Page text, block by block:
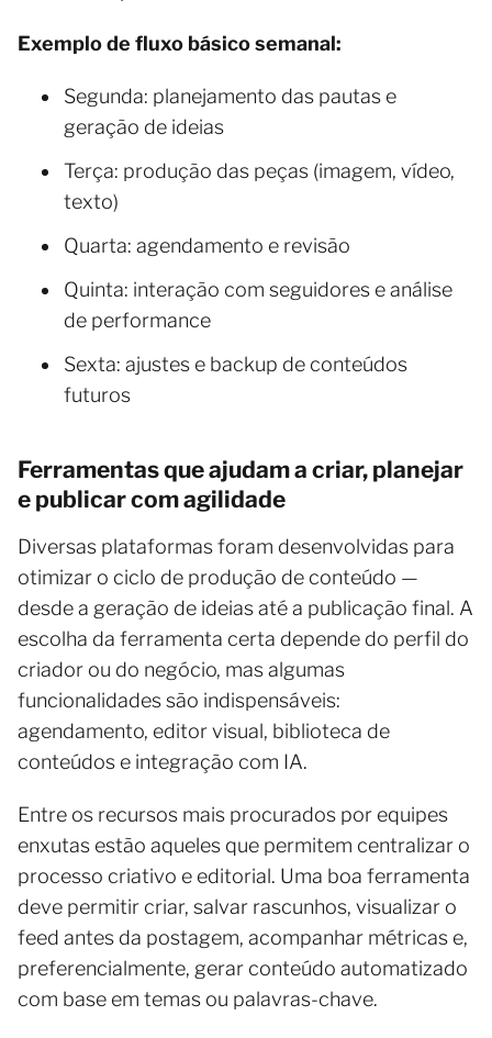
Exemplo de fluxo básico semanal:
Segunda: planejamento das pautas e
geração de ideias
Terça: produção das peças (imagem, vídeo,
texto)
Quarta: agendamento e revisão
Quinta: interação com seguidores e análise
de performance
Sexta: ajustes e backup de conteúdos
futuros
Ferramentas que ajudam a criar, planejar
e publicar com agilidade
Diversas plataformas foram desenvolvidas para
otimizar o ciclo de produção de conteúdo —
desde a geração de ideias até a publicação final. A
escolha da ferramenta certa depende do perfil do
criador ou do negócio, mas algumas
funcionalidades são indispensáveis:
agendamento, editor visual, biblioteca de
conteúdos e integração com IA.
Entre os recursos mais procurados por equipes
enxutas estão aqueles que permitem centralizar o
processo criativo e editorial. Uma boa ferramenta
deve permitir criar, salvar rascunhos, visualizar o
feed antes da postagem, acompanhar métricas e,
preferencialmente, gerar conteúdo automatizado
com base em temas ou palavras-chave.